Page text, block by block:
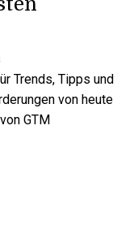
Trends, Tipps und
von heute
GTM